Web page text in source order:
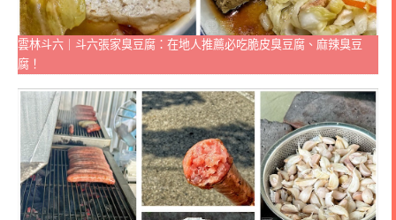
雲林斗六｜斗六張家臭豆腐：在地人推薦必吃脆皮臭豆腐、麻辣臭豆
腐！